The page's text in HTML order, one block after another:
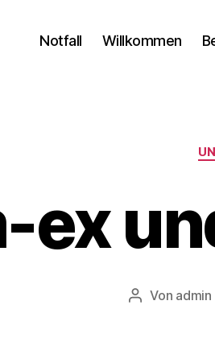
Notfall Willkommen
ex
Beitragsautor
Von admin